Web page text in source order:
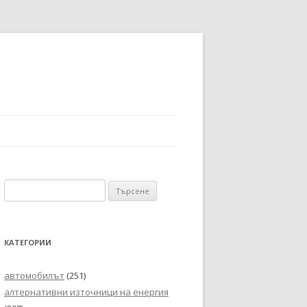
за:
КАТЕГОРИИ
автомобилът (251)
алтернативни източници на енергия